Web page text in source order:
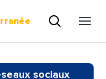
sociaux